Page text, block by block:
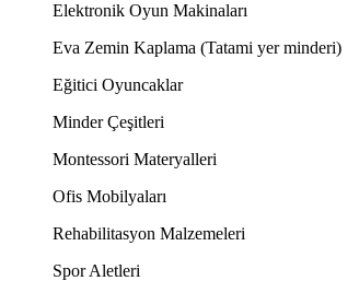
Elektronik Oyun Makinaları
Eva Zemin Kaplama (Tatami yer minderi)
Eğitici Oyuncaklar
Minder Çeşitleri
Montessori Materyalleri
Ofis Mobilyaları
Rehabilitasyon Malzemeleri
Spor Aletleri